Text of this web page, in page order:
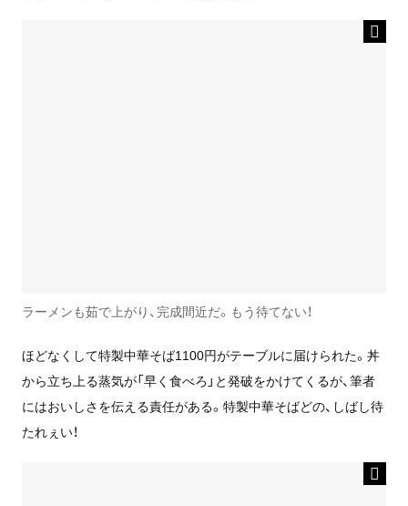
ラーメンも茹で上がり、完成間近だ。もう待てない！
ほどなくして特製中華そば1100円がテーブルに届けられた。丼
から立ち上る蒸気が「早く食べろ」と発破をかけてくるが、筆者
にはおいしさを伝える責任がある。特製中華そばどの、しばし待
たれぇい！